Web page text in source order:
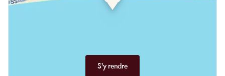
S'y rendre